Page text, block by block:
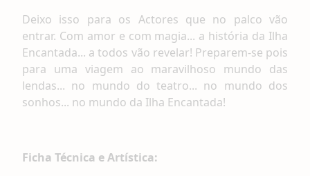
Deixo isso para os Actores que no palco vão
entrar. Com amor e com magia... a história da Ilha
Encantada... a todos vão revelar! Preparem-se pois
para uma viagem ao maravilhoso mundo das
lendas... no mundo do teatro... no mundo dos
sonhos... no mundo da Ilha Encantada!
Ficha Técnica e Artística: